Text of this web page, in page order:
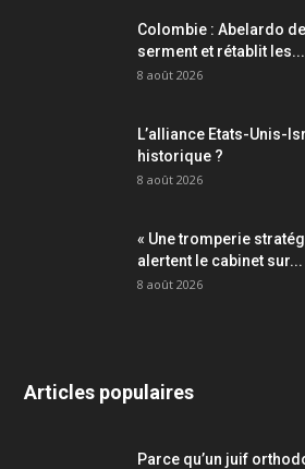
Colombie : Abelardo
serment et rétablit les...
8 août 2026
L’alliance Etats-Unis-
historique ?
8 août 2026
« Une tromperie
alertent le cabinet sur...
8 août 2026
Articles populaires
Parce qu’un juif